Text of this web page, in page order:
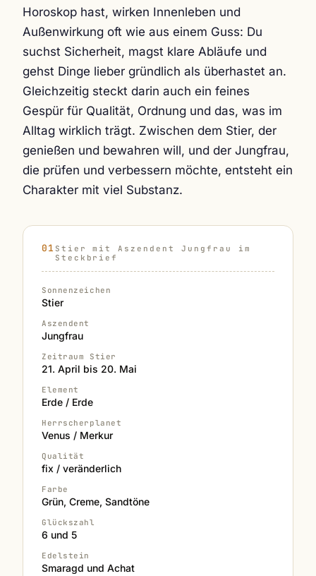
Horoskop hast, wirken Innenleben und
Außenwirkung oft wie aus einem Guss: Du
suchst Sicherheit, magst klare Abläufe und
gehst Dinge lieber gründlich als überhastet an.
Gleichzeitig steckt darin auch ein feines
Gespür für Qualität, Ordnung und das, was im
Alltag wirklich trägt. Zwischen dem Stier, der
genießen und bewahren will, und der Jungfrau,
die prüfen und verbessern möchte, entsteht ein
Charakter mit viel Substanz.
Stier mit Aszendent Jungfrau im
Steckbrief
Sonnenzeichen
Stier
Aszendent
Jungfrau
Zeitraum Stier
21. April bis 20. Mai
Element
Erde / Erde
Herrscherplanet
Venus / Merkur
Qualität
fix / veränderlich
Farbe
Grün, Creme, Sandtöne
Glückszahl
6 und 5
Edelstein
Smaragd und Achat